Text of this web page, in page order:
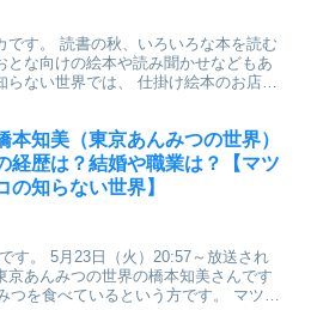
です。 読書の秋、いろいろな本を読む
とな向けの絵本や読み聞かせなどもあ
らない世界では、 仕掛け絵本のお店を
本知美（東京あんみつの世界）
経歴は？結婚や職業は？【マツ
の知らない世界】
す。 5月23日（火）20:57～放送され
京あんみつの世界の橋本知美さんです
つを食べているという方です。 マツコ